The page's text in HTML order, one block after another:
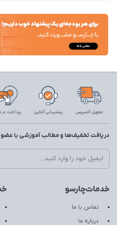
تحویل اکسپرس پشتیبانی آنلاین پرداخت در
خدمات‌چارسو
تماس با ما
درباره ما
دریافت تخفیف‌ها و مطالب آموزشی با